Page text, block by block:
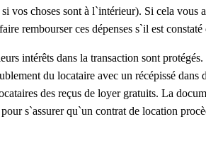
vos choses sont à l`intérieur). Si cela vous
rembourser ces dépenses s`il est
intérêts dans la transaction sont
du locataire avec un récépissé dans
des reçus de loyer gratuits. La
s`assurer qu`un contrat de location